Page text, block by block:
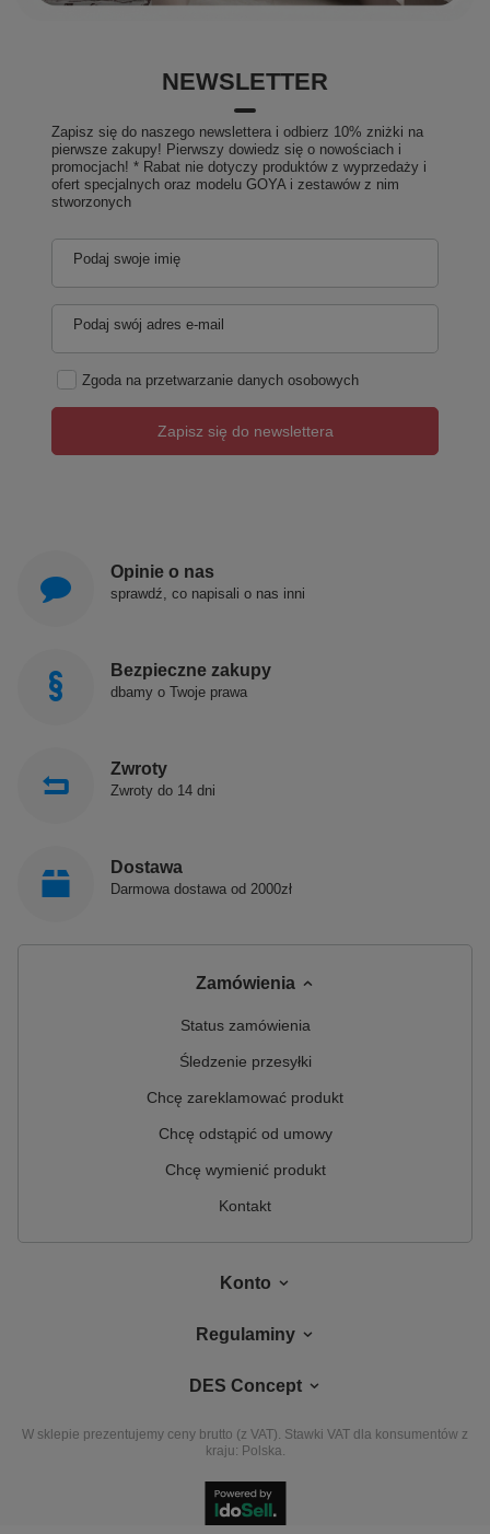
NEWSLETTER
Zapisz się do naszego newslettera i odbierz 10% zniżki na
pierwsze zakupy! Pierwszy dowiedz się o nowościach i
promocjach! * Rabat nie dotyczy produktów z wyprzedaży i
ofert specjalnych oraz modelu GOYA i zestawów z nim
stworzonych
Podaj swoje imię
Podaj swój adres e-mail
Zgoda na przetwarzanie danych osobowych
Zapisz się do newslettera
Opinie o nas
sprawdź, co napisali o nas inni
Bezpieczne zakupy
dbamy o Twoje prawa
Zwroty
Zwroty do 14 dni
Dostawa
Darmowa dostawa od 2000zł
Zamówienia
Status zamówienia
Śledzenie przesyłki
Chcę zareklamować produkt
Chcę odstąpić od umowy
Chcę wymienić produkt
Kontakt
Konto
Regulaminy
DES Concept
W sklepie prezentujemy ceny brutto (z VAT). Stawki VAT dla konsumentów z
kraju: Polska.